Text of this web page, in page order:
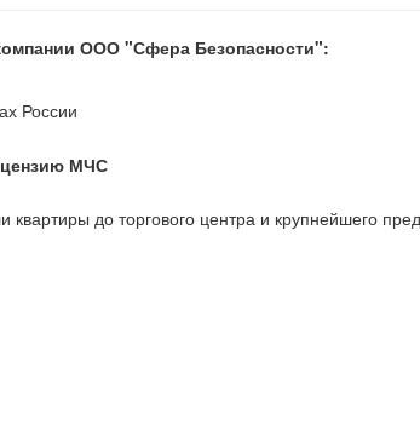
ООО "Сфера Безопасности":
России
МЧС
до торгового центра и крупнейшего